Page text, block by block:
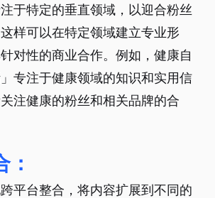
于特定的垂直领域，以迎合粉丝
样可以在特定领域建立专业形
对性的商业合作。例如，健康自
专注于健康领域的知识和实用信
注健康的粉丝和相关品牌的合
平台整合，将内容扩展到不同的